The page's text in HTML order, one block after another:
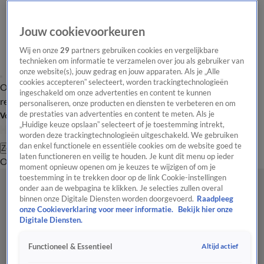
Overzicht Laatste nieuws Regionieuws Het beste van Hart
Tip de
redactie
Volg Hart van Nederland
Zoeken
OverzichtRegioUitzendingenWeerTip de redactiePanelVideo's
Jouw cookievoorkeuren
Wij en onze29 partners gebruiken cookies en vergelijkbare
technieken om informatie te verzamelen over jou als gebruiker van
onze website(s), jouw gedrag en jouw apparaten. Als je „Alle
cookies accepteren” selecteert, worden trackingtechnologieën
ingeschakeld om onze advertenties en content te kunnen
personaliseren, onze producten en diensten te verbeteren en om
de prestaties van advertenties en content te meten. Als je
„Huidige keuze opslaan” selecteert of je toestemming intrekt,
worden deze trackingtechnologieën uitgeschakeld. We gebruiken
dan enkel functionele en essentiële cookies om de website goed te
laten functioneren en veilig te houden. Je kunt dit menu op ieder
moment opnieuw openen om je keuzes te wijzigen of om je
toestemming in te trekken door op de link Cookie-instellingen
onder aan de webpagina te klikken. Je selecties zullen overal
binnen onze Digitale Diensten worden doorgevoerd. Raadpleeg
onze Cookieverklaring voor meer informatie.
Bekijk hier onze
Digitale Diensten.
Functioneel & Essentieel Altijd actief